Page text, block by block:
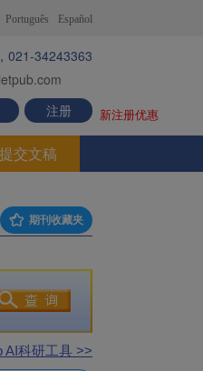
Português Español
021-34243363
注册 新注册优惠
提交文稿
期刊收藏夹
AI科研工具 >>